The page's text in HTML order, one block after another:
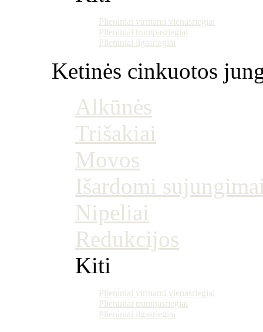
Plieniniai virinami vienasriegiai
Plieniniai trumpasriegiai
Plieniniai ilgasriegiai
Ketinės cinkuotos
Alkūnės
Trišakiai
Movos
Išardomi
Nipeliai
Redukcijos
Kiti
Plieniniai virinami vienasriegiai
Plieniniai trumpasriegiai
Plieniniai ilgasriegiai